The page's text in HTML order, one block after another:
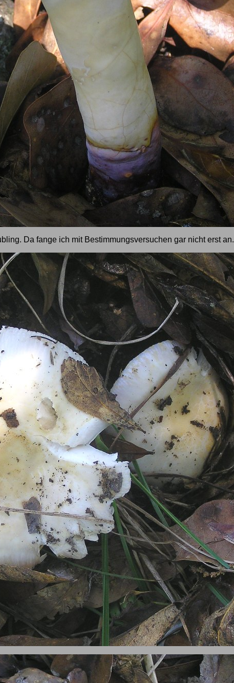
Da fange ich mit Bestimmungsversuchen gar nicht erst an.